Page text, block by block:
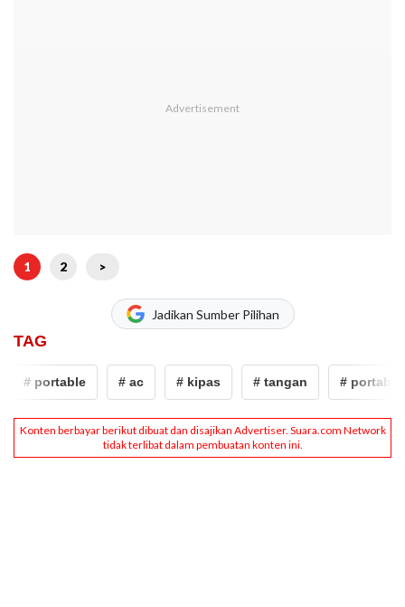
1 2 >
Jadikan Sumber Pilihan
TAG
# portable # ac # kipas # tangan # portable